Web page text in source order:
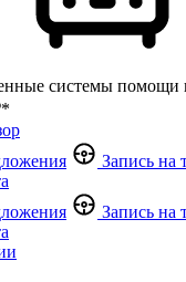
системы помощи
Запись на
Запись на